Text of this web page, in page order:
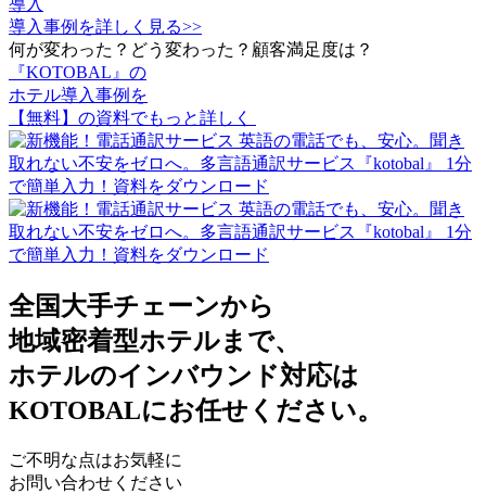
導入
導入事例を詳しく見る>>
何が変わった？どう変わった？顧客満足度は？
『KOTOBAL』の
ホテル導入事例を
【無料】の資料でもっと詳しく
全国大手チェーンから
地域密着型ホテルまで、
ホテルのインバウンド対応は
KOTOBALにお任せください。
ご不明な点はお気軽に
お問い合わせください